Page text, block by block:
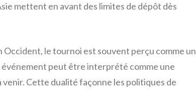
mettent en avant des limites de dépôt dès
le tournoi est souvent perçu comme un
événement peut être interprété comme une
Cette dualité façonne les politiques de